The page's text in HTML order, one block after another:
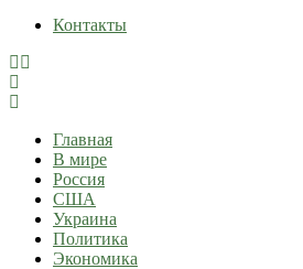
contentКонтакты
lentaruss
lentaruss — Новости
Главная
В мире
Россия
США
Украина
Политика
Экономика